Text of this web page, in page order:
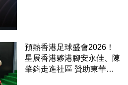
預熱香港足球盛會2026！
星展香港夥港腳安永佳、陳
肇鈞走進社區 贊助東華三